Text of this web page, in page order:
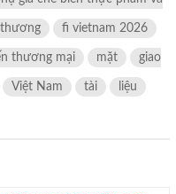
PHÍ
thân thiện, nhiệt tình,
BĐS ưng ý!
fi vietnam 2026
thương mại mặt giao
Việt Nam tài liệu